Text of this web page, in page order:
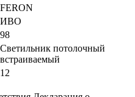
FERON
ИВО
98
Светильник потолочный
встраиваемый
12